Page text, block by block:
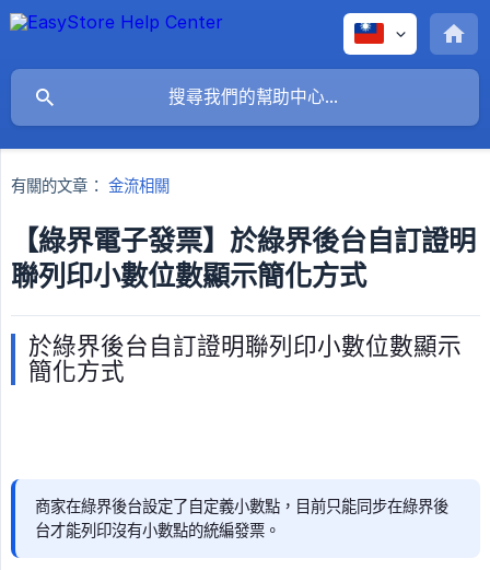
有關的文章： 金流相關
【綠界電子發票】於綠界後台自訂證明
聯列印小數位數顯示簡化方式
於綠界後台自訂證明聯列印小數位數顯示
簡化方式
商家在綠界後台設定了自定義小數點，目前只能同步在綠界後
台才能列印沒有小數點的統編發票。